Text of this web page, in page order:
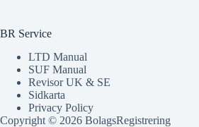
BR Service
LTD Manual
SUF Manual
Revisor UK & SE
Sidkarta
Privacy Policy
Copyright © 2026 BolagsRegistrering